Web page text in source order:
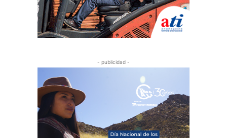
- publicidad -